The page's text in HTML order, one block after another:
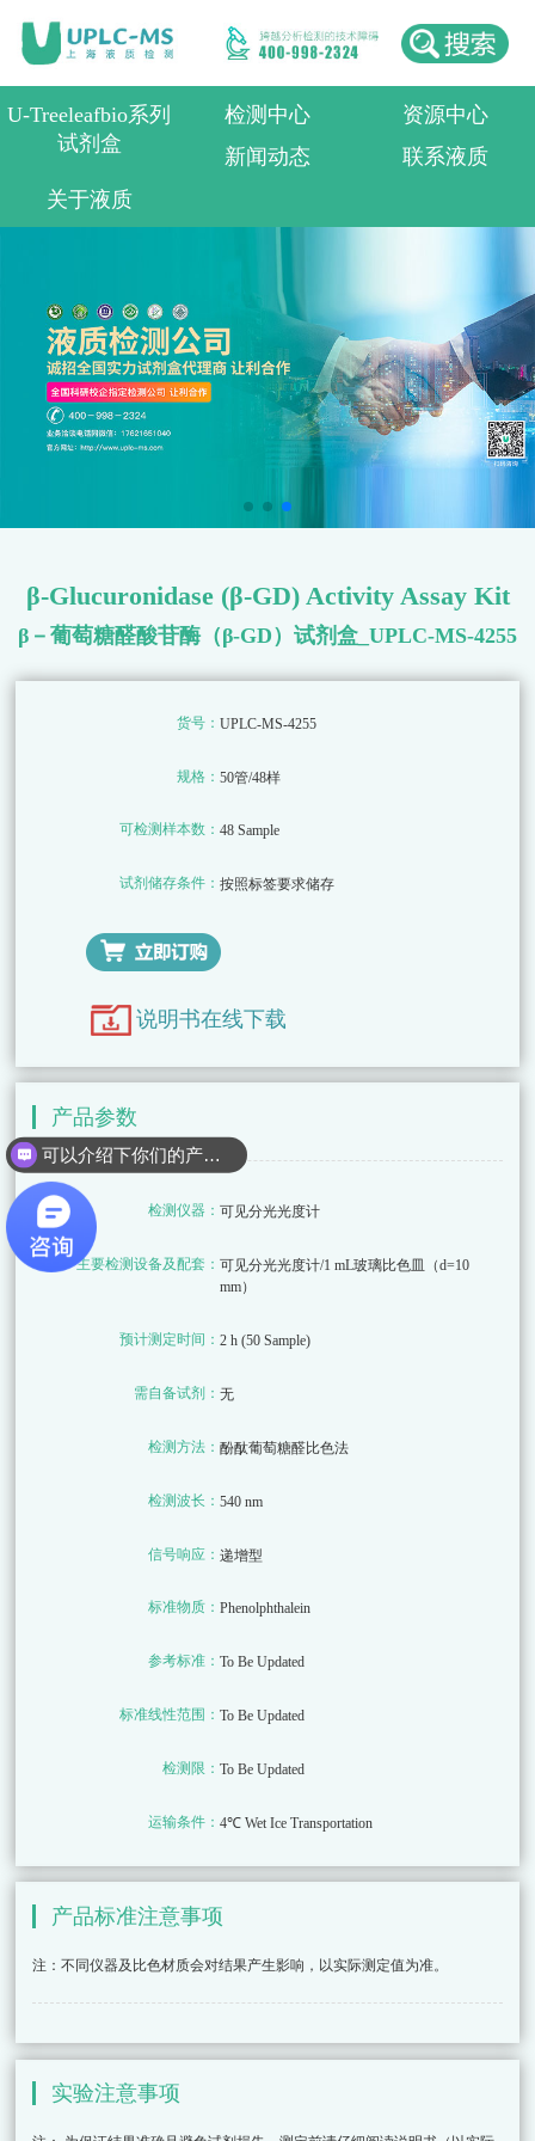
U-Treeleafbio系列
试剂盒
检测中心
资源中心
新闻动态
联系液质
关于液质
β-Glucuronidase (β-GD) Activity Assay Kit
β－葡萄糖醛酸苷酶（β-GD）试剂盒_UPLC-MS-4255
货号： UPLC-MS-4255
规格： 50管/48样
可检测样本数： 48 Sample
试剂储存条件： 按照标签要求储存
说明书在线下载
产品参数
检测仪器： 可见分光光度计
主要检测设备及配套： 可见分光光度计/1 mL玻璃比色皿（d=10
mm）
预计测定时间： 2 h (50 Sample)
需自备试剂： 无
检测方法： 酚酞葡萄糖醛比色法
检测波长： 540 nm
信号响应： 递增型
标准物质： Phenolphthalein
参考标准： To Be Updated
标准线性范围： To Be Updated
检测限： To Be Updated
运输条件： 4℃ Wet Ice Transportation
产品标准注意事项
注：不同仪器及比色材质会对结果产生影响，以实际测定值为准。
实验注意事项
可以介绍下你们的产品么